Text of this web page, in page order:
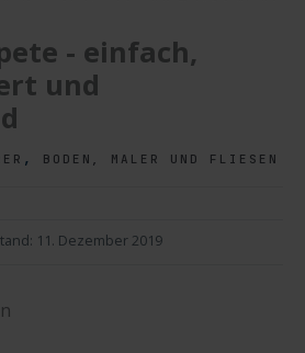
- einfach,
und
, BODEN, MALER UND FLIESEN
11. Dezember 2019